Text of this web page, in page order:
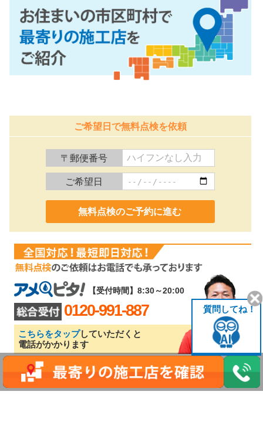
ご希望日で無料点検を依頼
〒郵便番号
ご希望日
0120-991-887
【受付時間】8:30～20:00
0120-991-887
こちらをタップしていただくと
電話がかかります
質問してね！